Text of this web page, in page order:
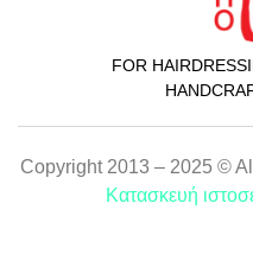
FOR
Copyright 2013 – 2025 ©
Κατασκευή